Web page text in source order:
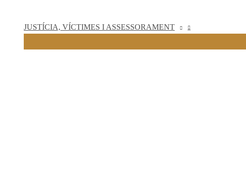
JUSTÍCIA, VÍCTIMES I ASSESSORAMENT